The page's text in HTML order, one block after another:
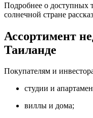
Подробнее о доступных
солнечной стране
Ассортимент
Таиланде
Покупателям и
студии и
виллы и дома;